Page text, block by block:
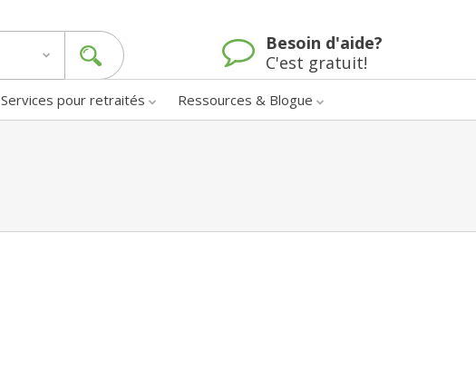
Besoin d'aide?
C'est gratuit!
Services pour retraités Ressources & Blogue